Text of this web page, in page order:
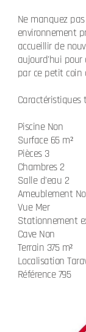
Ne manquez
environnement
accueillir de
aujourd'hui pour
par ce petit coin
Caractéristiques
Piscine Non
Surface 65 m²
Pièces 3
Chambres 2
Salle d'eau 2
Ameublement
Vue Mer
Stationnement
Cave Non
Terrain 375 m²
Localisation
Référence 795